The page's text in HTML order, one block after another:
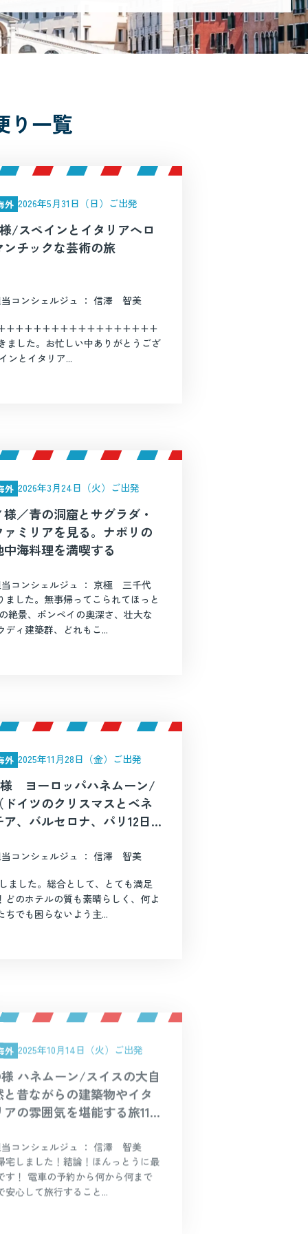
り一覧
外 2026年5月31日（日）ご出発
/スペインとイタリアへロ
ンチックな芸術の旅
コンシェルジュ ： 信澤 智美
した。お忙しい中ありがとうござ
ンとイタリア...
外 2026年3月24日（火）ご出発
様／青の洞窟とサグラダ・
ァミリアを見る。ナポリの
中海料理を満喫する
コンシェルジュ ： 京極 三千代
した。無事帰ってこられてほっと
絶景、ポンペイの奥深さ、壮大な
ィ建築群、どれもこ...
外 2025年11月28日（金）ご出発
ヨーロッパハネムーン/
ドイツのクリスマスとベネ
ア、バルセロナ、パリ12日
コンシェルジュ ： 信澤 智美
ました。総合として、とても満足
のホテルの質も素晴らしく、何よ
でも困らないよう主...
外 2025年10月14日（火）ご出発
ハネムーン/スイスの大自
と昔ながらの建築物やイタ
アの雰囲気を堪能する旅11
間！
コンシェルジュ ： 信澤 智美
しました！結論！ほんっとうに最
す！ 電車の予約から何から何まで
心して旅行すること...